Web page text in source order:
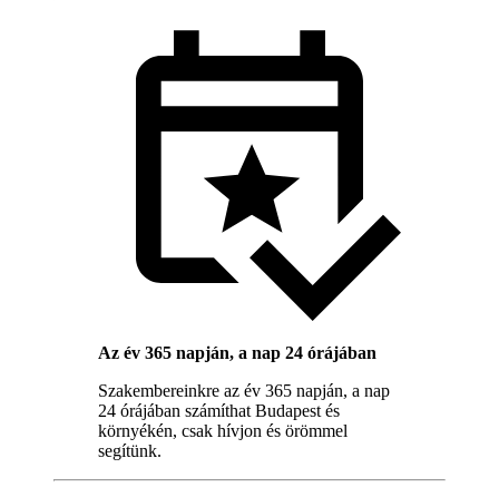
Az év 365 napján, a nap 24 órájában
Szakembereinkre az év 365 napján, a nap
24 órájában számíthat Budapest és
környékén, csak hívjon és örömmel
segítünk.